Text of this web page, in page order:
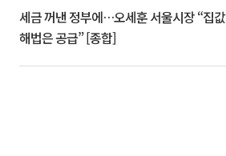
세금 꺼낸 정부에…오세훈 서울시장 “집값
해법은 공급” [종합]